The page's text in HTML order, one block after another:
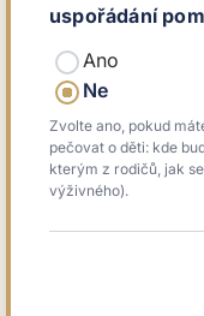
uspořádání
Ano
Ne
Zvolte ano, pokud
pečovat o děti: kde
kterým z rodičů, jak
výživného).